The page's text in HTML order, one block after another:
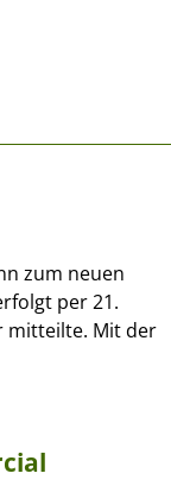
zum neuen
per 21.
mitteilte. Mit der